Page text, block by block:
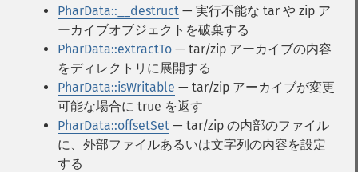
PharData::__destruct — 実行不能な tar や zip ア
ーカイブオブジェクトを破棄する
PharData::extractTo — tar/zip アーカイブの内容
をディレクトリに展開する
PharData::isWritable — tar/zip アーカイブが変更
可能な場合に true を返す
PharData::offsetSet — tar/zip の内部のファイル
に、外部ファイルあるいは文字列の内容を設定
する